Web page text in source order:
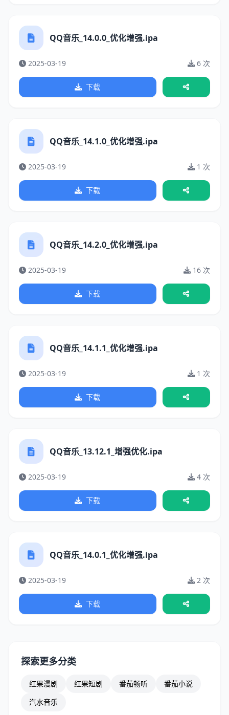
QQ音乐_14.0.0_优化增强.ipa
2025-03-19 6 次
下载
QQ音乐_14.1.0_优化增强.ipa
2025-03-19 1 次
下载
QQ音乐_14.2.0_优化增强.ipa
2025-03-19 16 次
下载
QQ音乐_14.1.1_优化增强.ipa
2025-03-19 1 次
下载
QQ音乐_13.12.1_增强优化.ipa
2025-03-19 4 次
下载
QQ音乐_14.0.1_优化增强.ipa
2025-03-19 2 次
下载
探索更多分类
红果漫剧 红果短剧 番茄畅听
番茄小说
汽水音乐